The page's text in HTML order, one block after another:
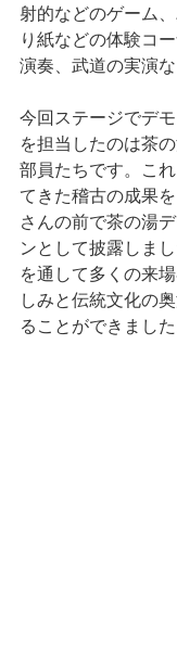
射的などのゲーム
り紙などの体験コ
演奏、武道の実演な
今回ステージでデ
を担当したのは茶
部員たちです。こ
てきた稽古の成果
さんの前で茶の湯
ンとして披露しま
を通して多くの来
しみと伝統文化の
ることができました